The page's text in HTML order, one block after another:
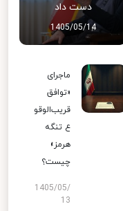
دست داد
1405/05/14
ماجرای
«توافق
قریب‌الوقو
ع تنگه
هرمز»
چیست؟
1405/05/
13